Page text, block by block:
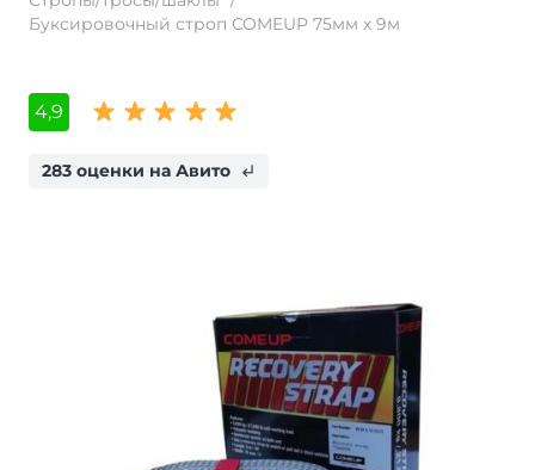
Буксировочный строп COMEUP 75мм х 9м
4,9
283 оценки на Авито subdirectory_arrow_left